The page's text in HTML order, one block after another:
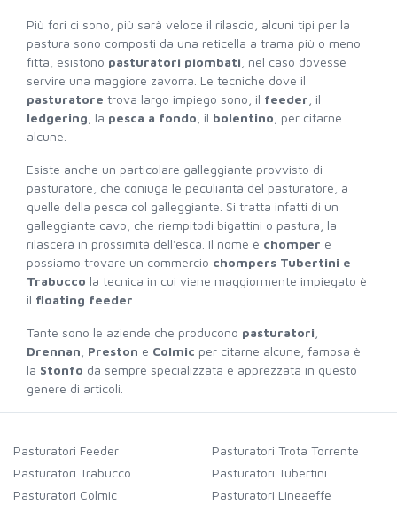
Più fori ci sono, più sarà veloce il rilascio, alcuni tipi per la
pastura sono composti da una reticella a trama più o meno
fitta, esistono pasturatori piombati , nel caso dovesse
servire una maggiore zavorra. Le tecniche dove il
pasturatore trova largo impiego sono, il feeder , il
ledgering , la pesca a fondo , il bolentino , per citarne
alcune.
Esiste anche un particolare galleggiante provvisto di
pasturatore, che coniuga le peculiarità del pasturatore, a
quelle della pesca col galleggiante. Si tratta infatti di un
galleggiante cavo, che riempitodi bigattini o pastura, la
rilascerà in prossimità dell'esca. Il nome è chomper e
possiamo trovare un commercio chompers Tubertini e
Trabucco la tecnica in cui viene maggiormente impiegato è
il floating feeder
Tante sono le aziende che producono pasturatori
Drennan Preston e Colmic per citarne alcune, famosa è
la Stonfo da sempre specializzata e apprezzata in questo
genere di articoli.
Pasturatori Feeder
Pasturatori Trota Torrente
Pasturatori Trabucco
Pasturatori Tubertini
Pasturatori Colmic
Pasturatori Lineaeffe